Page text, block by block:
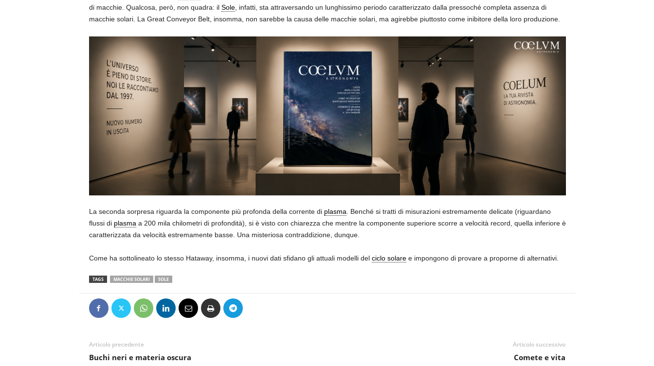
di macchie. Qualcosa, però, non quadra: il Sole, infatti, sta attraversando un lunghissimo periodo caratterizzato dalla pressoché completa assenza di
macchie solari. La Great Conveyor Belt, insomma, non sarebbe la causa delle macchie solari, ma agirebbe piuttosto come inibitore della loro produzione.
La seconda sorpresa riguarda la componente più profonda della corrente di plasma . Benché si tratti di misurazioni estremamente delicate (riguardano
flussi di plasma a 200 mila chilometri di profondità), si è visto con chiarezza che mentre la componente superiore scorre a velocità record, quella inferiore è
caratterizzata da velocità estremamente basse. Una misteriosa contraddizione, dunque.
Come ha sottolineato lo stesso Hataway, insomma, i nuovi dati sfidano gli attuali modelli del ciclo solaree impongono di provare a proporne di alternativi.
TAGS MACCHIE SOLARI SOLE
Articolo precedente
Buchi neri e materia oscura
Articolo successivo
Comete e vita